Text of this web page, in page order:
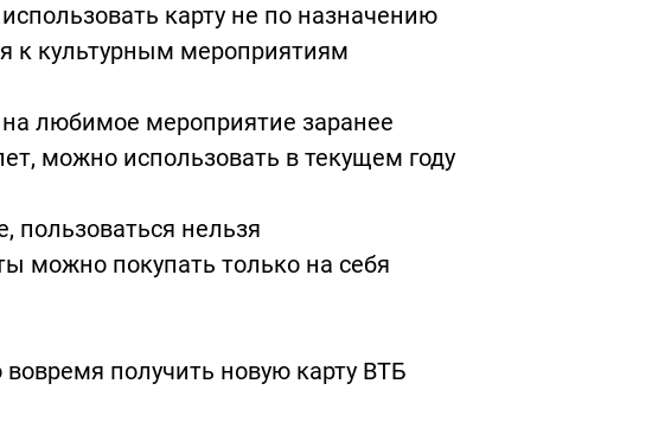
карту не по назначению
к культурным мероприятиям
любимое мероприятие заранее
можно использовать в текущем году
пользоваться нельзя
можно покупать только на себя
получить новую карту ВТБ